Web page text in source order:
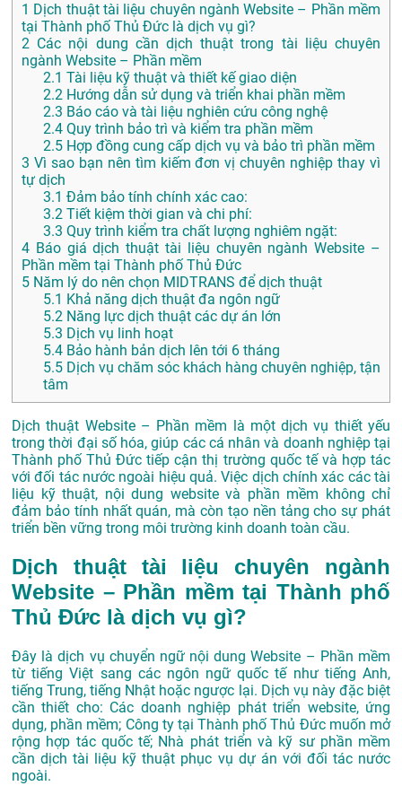
1 Dịch thuật tài liệu chuyên ngành Website – Phần mềm
tại Thành phố Thủ Đức là dịch vụ gì?
2 Các nội dung cần dịch thuật trong tài liệu chuyên
ngành Website – Phần mềm
2.1 Tài liệu kỹ thuật và thiết kế giao diện
2.2 Hướng dẫn sử dụng và triển khai phần mềm
2.3 Báo cáo và tài liệu nghiên cứu công nghệ
2.4 Quy trình bảo trì và kiểm tra phần mềm
2.5 Hợp đồng cung cấp dịch vụ và bảo trì phần mềm
3 Vì sao bạn nên tìm kiếm đơn vị chuyên nghiệp thay vì
tự dịch
3.1 Đảm bảo tính chính xác cao:
3.2 Tiết kiệm thời gian và chi phí:
3.3 Quy trình kiểm tra chất lượng nghiêm ngặt:
4 Báo giá dịch thuật tài liệu chuyên ngành Website –
Phần mềm tại Thành phố Thủ Đức
5 Năm lý do nên chọn MIDTRANS để dịch thuật
5.1 Khả năng dịch thuật đa ngôn ngữ
5.2 Năng lực dịch thuật các dự án lớn
5.3 Dịch vụ linh hoạt
5.4 Bảo hành bản dịch lên tới 6 tháng
5.5 Dịch vụ chăm sóc khách hàng chuyên nghiệp, tận
tâm
Dịch thuật Website – Phần mềm là một dịch vụ thiết yếu
trong thời đại số hóa, giúp các cá nhân và doanh nghiệp tại
Thành phố Thủ Đức tiếp cận thị trường quốc tế và hợp tác
với đối tác nước ngoài hiệu quả. Việc dịch chính xác các tài
liệu kỹ thuật, nội dung website và phần mềm không chỉ
đảm bảo tính nhất quán, mà còn tạo nền tảng cho sự phát
triển bền vững trong môi trường kinh doanh toàn cầu.
Dịch thuật tài liệu chuyên ngành
Website – Phần mềm tại Thành phố
Thủ Đức là dịch vụ gì?
Đây là dịch vụ chuyển ngữ nội dung Website – Phần mềm
từ tiếng Việt sang các ngôn ngữ quốc tế như tiếng Anh,
tiếng Trung, tiếng Nhật hoặc ngược lại. Dịch vụ này đặc biệt
cần thiết cho: Các doanh nghiệp phát triển website, ứng
dụng, phần mềm; Công ty tại Thành phố Thủ Đức muốn mở
rộng hợp tác quốc tế; Nhà phát triển và kỹ sư phần mềm
cần dịch tài liệu kỹ thuật phục vụ dự án với đối tác nước
ngoài.